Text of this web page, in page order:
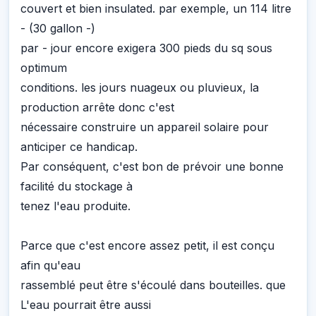
couvert et bien insulated. par exemple, un 114 litre
- (30 gallon -)
par - jour encore exigera 300 pieds du sq sous
optimum
conditions. les jours nuageux ou pluvieux, la
production arrête donc c'est
nécessaire construire un appareil solaire pour
anticiper ce handicap.
Par conséquent, c'est bon de prévoir une bonne
facilité du stockage à
tenez l'eau produite.
Parce que c'est encore assez petit, il est conçu
afin qu'eau
rassemblé peut être s'écoulé dans bouteilles. que
L'eau pourrait être aussi